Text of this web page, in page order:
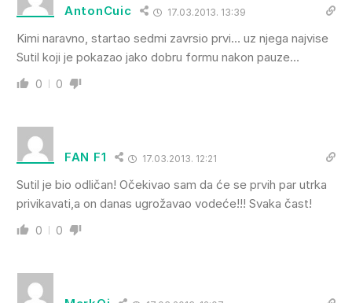
AntonCuic 17.03.2013. 13:39
Kimi naravno, startao sedmi zavrsio prvi… uz njega najvise
Sutil koji je pokazao jako dobru formu nakon pauze…
0 0
FAN F1 17.03.2013. 12:21
Sutil je bio odličan! Očekivao sam da će se prvih par utrka
privikavati,a on danas ugrožavao vodeće!!! Svaka čast!
0 0